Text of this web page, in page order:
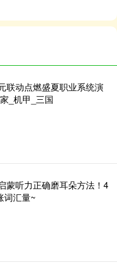
联动点燃盛夏职业系统演
_机甲_三国
蒙听力正确磨耳朵方法！4
词汇量~